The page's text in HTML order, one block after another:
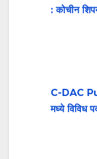
: कोचीन
C-DAC
मध्ये विविध